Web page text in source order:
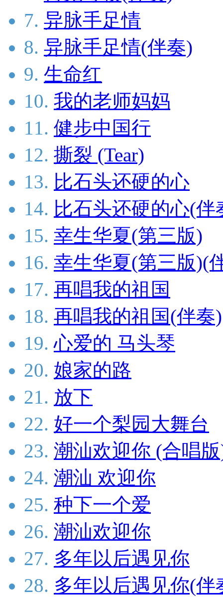
7. 异脉手足情
8. 异脉手足情(伴奏)
9. 生命红
10. 我的老师妈妈
11. 健步中国行
12. 撕裂 (Tear)
13. 比石头还硬的心
14. 比石头还硬的心(伴
15. 幸生华夏(第三版)
16. 幸生华夏(第三版)(
17. 再唱我的祖国
18. 再唱我的祖国(伴奏)
19. 心爱的 马头琴
20. 娘家的路
21. 放下
22. 好一个梨园大舞台
23. 潮汕欢迎你 (合唱
24. 潮汕 欢迎你
25. 种下一个爱
26. 潮汕欢迎你
27. 多年以后遇见你
28. 多年以后遇见你(伴